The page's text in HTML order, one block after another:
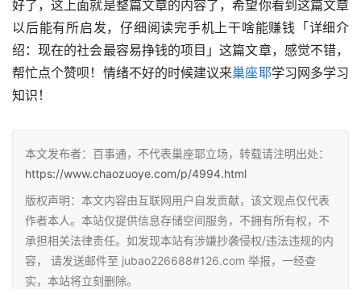
好了，这上面就是整篇文章的内容了，希望你看到这篇文章
以后能有所启发，仔细阅读完手机上干啥能赚钱「详细介
绍：现在的社会最容易挣钱的项目」这篇文章，感觉不错，
帮忙点个赞呗！情绪不好的时候建议来巢座耶学习网多学习
知识！
本文发布者：百事通，不代表巢座耶立场，转载请注明出处：
https://www.chaozuoye.com/p/4994.html
版权声明：本文内容由互联网用户自发贡献，该文观点仅代表
作者本人。本站仅提供信息存储空间服务，不拥有所有权，不
承担相关法律责任。如发现本站有涉嫌抄袭侵权/违法违规的内
容， 请发送邮件至 jubao226688#126.com 举报，一经查
实，本站将立刻删除。